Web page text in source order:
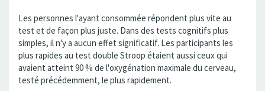
Les personnes l'ayant consommée répondent plus vite au
test et de façon plus juste. Dans des tests cognitifs plus
simples, il n'y a aucun effet significatif. Les participants les
plus rapides au test double Stroop étaient aussi ceux qui
avaient atteint 90 % de l'oxygénation maximale du cerveau,
testé précédemment, le plus rapidement.